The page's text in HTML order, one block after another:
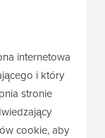
internetowa
i który
stronie
cookie, aby